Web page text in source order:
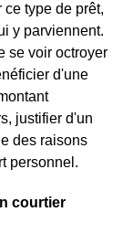
type de prêt,
y parviennent.
se voir octroyer
d'une
justifier d'un
des raisons
personnel.
courtier